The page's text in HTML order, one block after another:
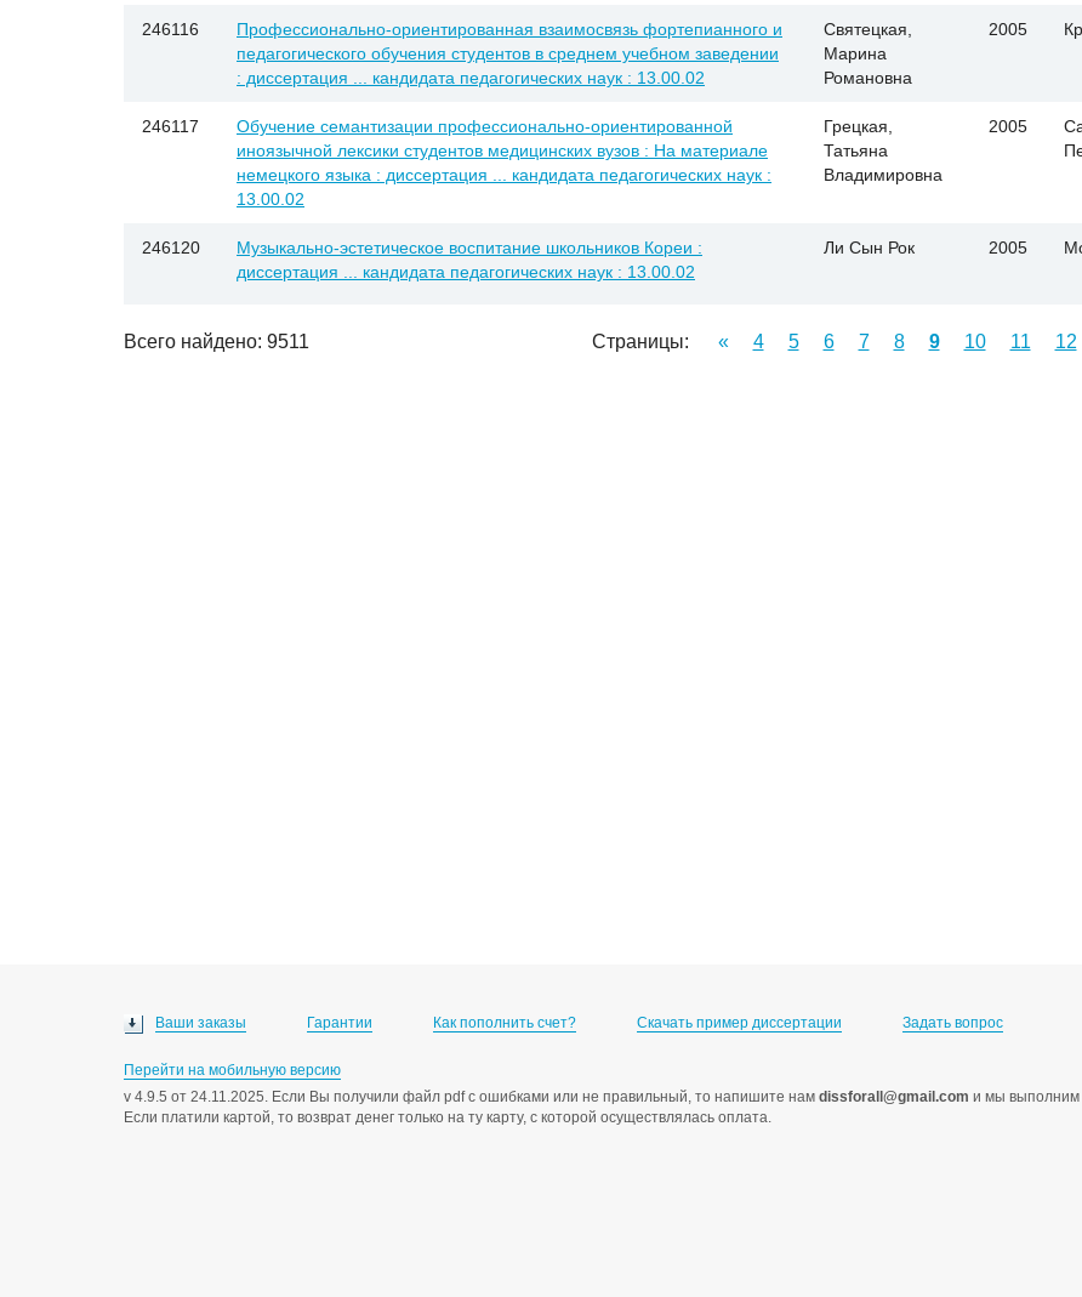
246116
Профессионально-ориентированная взаимосвязь фортепианного и
педагогического обучения студентов в среднем учебном заведении
: диссертация ... кандидата педагогических наук : 13.00.02
Святецкая,
Марина
Романовна
2005
246117
Обучение семантизации профессионально-ориентированной
иноязычной лексики студентов медицинских вузов : На материале
немецкого языка : диссертация ... кандидата педагогических наук :
13.00.02
Грецкая,
Татьяна
Владимировна
2005
246120
Музыкально-эстетическое воспитание школьников Кореи :
диссертация ... кандидата педагогических наук : 13.00.02
Ли Сын Рок 2005
Всего найдено: 9511 Страницы: « 4 5 6 7 8 9 10 11 12
Ваши заказы Гарантии Как пополнить счет? Скачать пример диссертации Задать вопрос
Перейти на мобильную версию
v 4.9.5 от 24.11.2025. Если Вы получили файл pdf с ошибками или не правильный, то напишите нам dissforall@gmail.com и мы выполним
Если платили картой, то возврат денег только на ту карту, с которой осуществлялась оплата.